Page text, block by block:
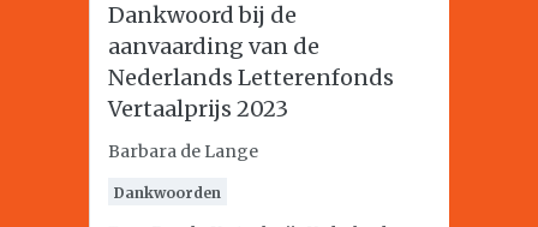
Dankwoord bij de
aanvaarding van de
Nederlands Letterenfonds
Vertaalprijs 2023
Barbara de Lange
Dankwoorden